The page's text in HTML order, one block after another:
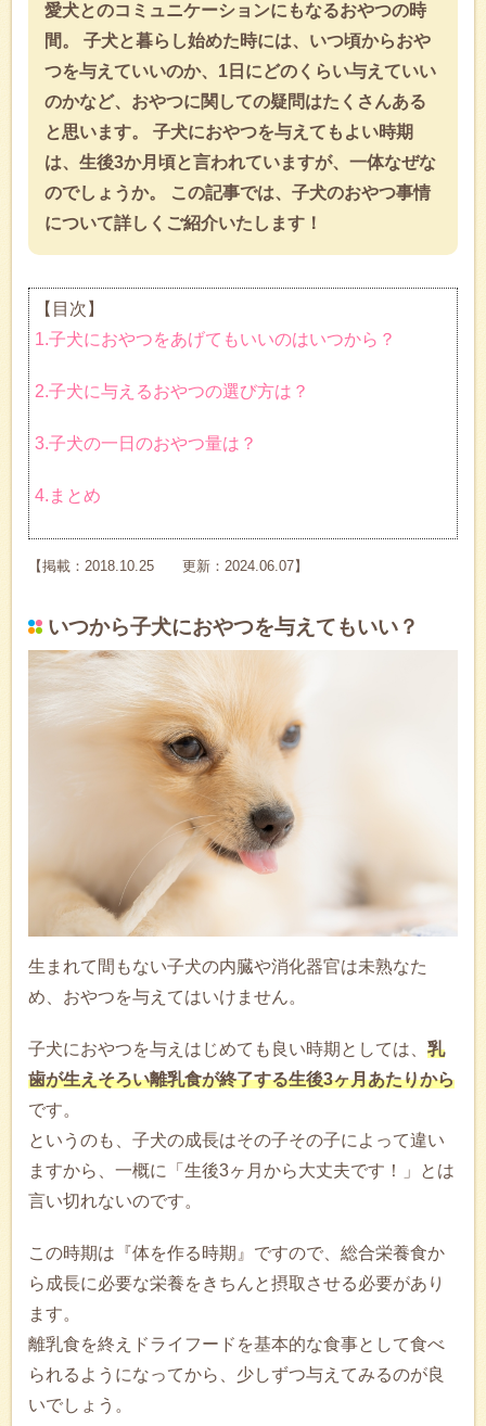
愛犬とのコミュニケーションにもなるおやつの時
間。 子犬と暮らし始めた時には、いつ頃からおや
つを与えていいのか、1日にどのくらい与えていい
のかなど、おやつに関しての疑問はたくさんある
と思います。 子犬におやつを与えてもよい時期
は、生後3か月頃と言われていますが、一体なぜな
のでしょうか。 この記事では、子犬のおやつ事情
について詳しくご紹介いたします！
【目次】
1.子犬におやつをあげてもいいのはいつから？
2.子犬に与えるおやつの選び方は？
3.子犬の一日のおやつ量は？
4.まとめ
【掲載：2018.10.25 更新：2024.06.07】
いつから子犬におやつを与えてもいい？
生まれて間もない子犬の内臓や消化器官は未熟なた
め、おやつを与えてはいけません。
子犬におやつを与えはじめても良い時期としては、 乳
歯が生えそろい離乳食が終了する生後3ヶ月あたりから
です。
というのも、子犬の成長はその子その子によって違い
ますから、一概に「生後3ヶ月から大丈夫です！」とは
言い切れないのです。
この時期は『体を作る時期』ですので、総合栄養食か
ら成長に必要な栄養をきちんと摂取させる必要があり
ます。
離乳食を終えドライフードを基本的な食事として食べ
られるようになってから、少しずつ与えてみるのが良
いでしょう。